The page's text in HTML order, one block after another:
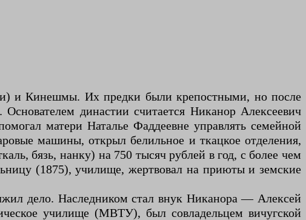
и Кинешмы. Их предки были крепостными, но после
династии считается Никанор Алексеевич
матери Наталье Фаддеевне управлять семейной
машины, открыл белильное и ткацкое отделения,
бязь, нанку) на 750 тысяч рублей в год, с более чем
(1875), училище, жертвовал на приюты и земские
дело. Наследником стал внук Никанора — Алексей
училище (МВТУ), был совладельцем вичугской